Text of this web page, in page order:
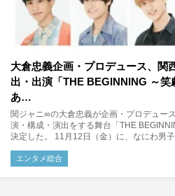
大倉忠義企画・プロデュース、関
出・出演「THE BEGINNING ～笑
あ…
関ジャニ∞の大倉忠義が企画・プロデュー
演・構成・演出をする舞台「THE
決定した。 11月12日（金）に、なにわ男
エンタメ総合